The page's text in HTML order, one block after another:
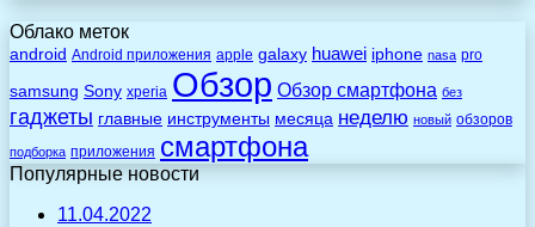
Облако меток
android Android приложения apple galaxy huawei iphone nasa pro
samsung Sony xperia Обзор Обзор смартфона без
гаджеты главные инструменты месяца неделю новый обзоров
подборка приложения смартфона
Популярные новости
11.04.2022